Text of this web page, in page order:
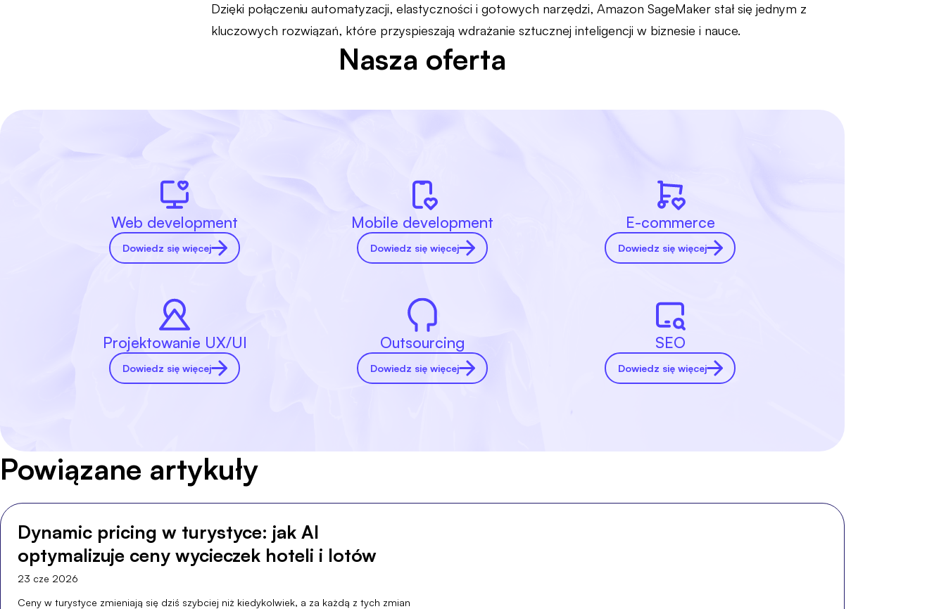
Dzięki połączeniu automatyzacji, elastyczności i gotowych narzędzi, Amazon SageMaker stał się jednym z
kluczowych rozwiązań, które przyspieszają wdrażanie sztucznej inteligencji w biznesie i nauce.
Nasza oferta
Web development
Dowiedz się więcej
Mobile development
Dowiedz się więcej
E-commerce
Dowiedz się więcej
Projektowanie UX/UI
Dowiedz się więcej
Outsourcing
Dowiedz się więcej
SEO
Dowiedz się więcej
Powiązane artykuły
Dynamic pricing w turystyce: jak AI
optymalizuje ceny wycieczek hoteli i lotów
23 cze 2026
Ceny w turystyce zmieniają się dziś szybciej niż kiedykolwiek, a za każdą z tych zmian